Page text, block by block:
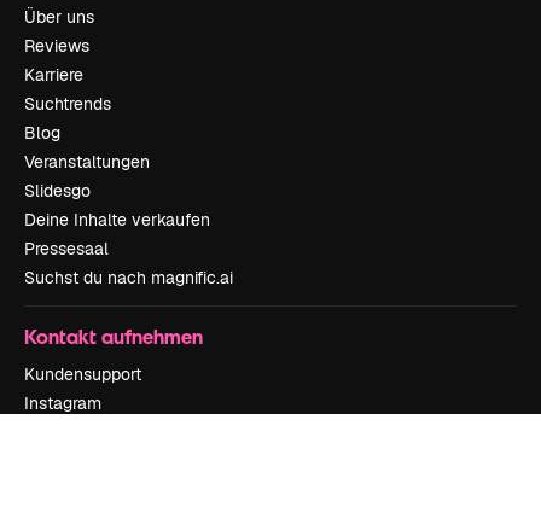
Über uns
Reviews
Karriere
Suchtrends
Blog
Veranstaltungen
Slidesgo
Deine Inhalte verkaufen
Pressesaal
Suchst du nach magnific.ai
Kontakt aufnehmen
Kundensupport
Instagram